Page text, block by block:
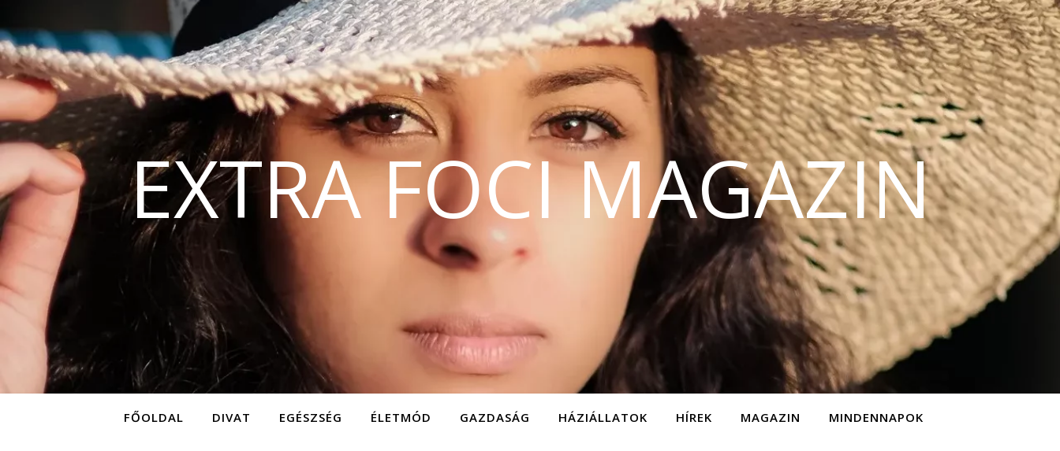
EXTRA FOCI MAGAZIN
FŐOLDAL DIVAT EGÉSZSÉG ÉLETMÓD GAZDASÁG HÁZIÁLLATOK HÍREK MAGAZIN MINDENNAPOK